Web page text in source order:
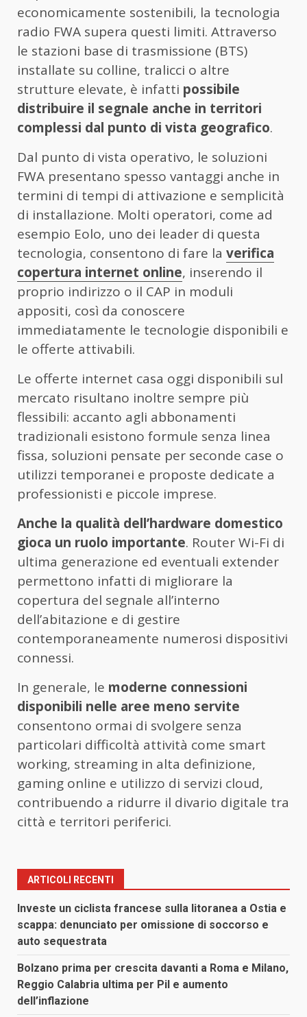
economicamente sostenibili, la tecnologia
radio FWA supera questi limiti. Attraverso
le stazioni base di trasmissione (BTS)
installate su colline, tralicci o altre
strutture elevate, è infatti possibile
distribuire il segnale anche in territori
complessi dal punto di vista geografico.
Dal punto di vista operativo, le soluzioni
FWA presentano spesso vantaggi anche in
termini di tempi di attivazione e semplicità
di installazione. Molti operatori, come ad
esempio Eolo, uno dei leader di questa
tecnologia, consentono di fare la verifica
copertura internet online, inserendo il
proprio indirizzo o il CAP in moduli
appositi, così da conoscere
immediatamente le tecnologie disponibili e
le offerte attivabili.
Le offerte internet casa oggi disponibili sul
mercato risultano inoltre sempre più
flessibili: accanto agli abbonamenti
tradizionali esistono formule senza linea
fissa, soluzioni pensate per seconde case o
utilizzi temporanei e proposte dedicate a
professionisti e piccole imprese.
Anche la qualità dell’hardware domestico
gioca un ruolo importante. Router Wi-Fi di
ultima generazione ed eventuali extender
permettono infatti di migliorare la
copertura del segnale all’interno
dell’abitazione e di gestire
contemporaneamente numerosi dispositivi
connessi.
In generale, le moderne connessioni
disponibili nelle aree meno servite
consentono ormai di svolgere senza
particolari difficoltà attività come smart
working, streaming in alta definizione,
gaming online e utilizzo di servizi cloud,
contribuendo a ridurre il divario digitale tra
città e territori periferici.
ARTICOLI RECENTI
Investe un ciclista francese sulla litoranea a Ostia e
scappa: denunciato per omissione di soccorso e
auto sequestrata
Bolzano prima per crescita davanti a Roma e Milano,
Reggio Calabria ultima per Pil e aumento
dell’inflazione